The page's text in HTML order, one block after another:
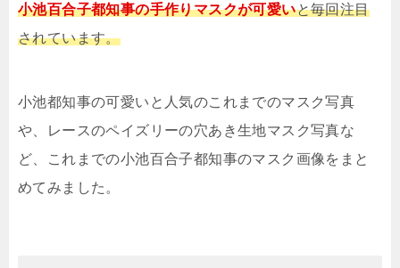
小池百合子都知事の手作りマスクが可愛いと毎回注目
されています。
小池都知事の可愛いと人気のこれまでのマスク写真
や、レースのペイズリーの穴あき生地マスク写真な
ど、これまでの小池百合子都知事のマスク画像をまと
めてみました。